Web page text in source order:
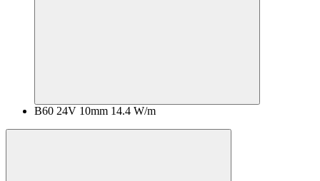
B60 24V 10mm 14.4 W/m